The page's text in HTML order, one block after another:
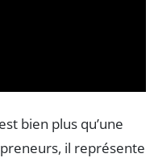
est bien plus qu’une
il représente